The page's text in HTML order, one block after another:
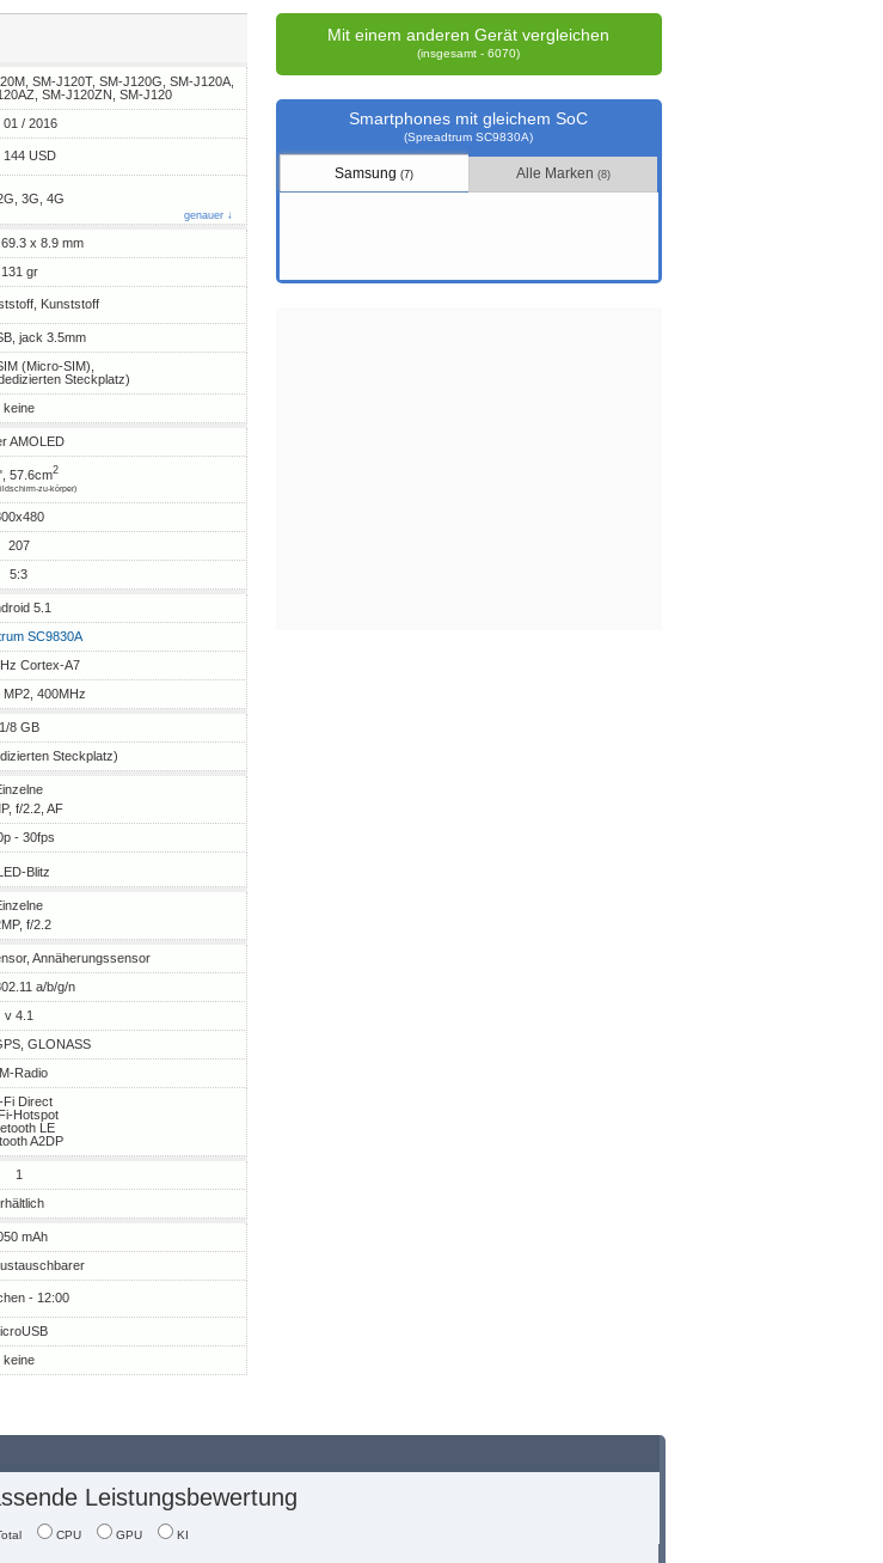
SM-J120T, SM-J120G, SM-J120A,
SM-J120ZN, SM-J120
01 / 2016
144 USD
3G, 4G
genauer ↓
x 8.9 mm
131 gr
Kunststoff
jack 3.5mm
(Micro-SIM),
Steckplatz)
keine
AMOLED
57.6cm2
zu-körper)
207
5:3
5.1
SC9830A
Cortex-A7
MP2, 400MHz
1/8 GB
Steckplatz)
f/2.2, AF
- 30fps
Blitz
f/2.2
Annäherungssensor
a/b/g/n
v 4.1
GLONASS
Radio
Fi Direct
Hotspot
LE
A2DP
1
mAh
- 12:00
keine
Mit einem anderen Gerät vergleichen
(insgesamt - 6070)
Smartphones mit gleichem SoC
(Spreadtrum SC9830A)
Samsung(7) Alle Marken (8)
Leistungsbewertung
CPU GPU KI